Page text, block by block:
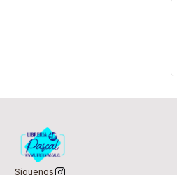
Síguenos